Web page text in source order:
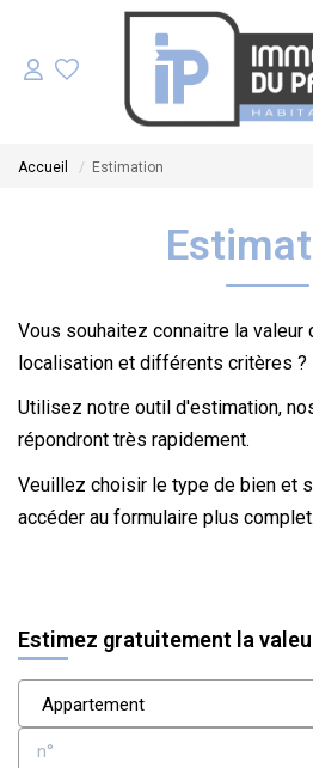
ACHETER
GÉRER
ESTIMER
NOS
NOTRE
Accueil Estimation
Vous souhaitez connaitre la
localisation et différents critères ?
Utilisez notre outil d'estimation,
répondront très rapidement.
Veuillez choisir le type de bien et
accéder au formulaire plus complet.
Estimez gratuitement la